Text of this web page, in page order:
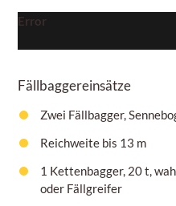
Error
Fällbaggereinsätze
Zwei Fällbagger,
Reichweite bis 13 m
1 Kettenbagger, 20 t,
oder Fällgreifer